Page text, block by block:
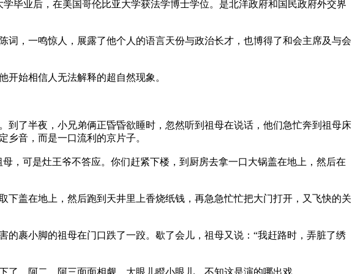
毕业后，在美国哥伦比亚大学获法学博士学位。是北洋政府和国民政府外交界
，一鸣惊人，展露了他个人的语言天份与政治长才，也博得了和会主席及与会
始相信人无法解释的超自然现象。
了半夜，小兄弟俩正昏昏欲睡时，忽然听到祖母在说话，他们急忙奔到祖母床
音，而是一口流利的京片子。
，可是灶王爷不答应。你们赶紧下楼，到厨房去拿一口大锅盖在地上，然后在
盖在地上，然后跑到天井里上香烧纸钱，再急急忙忙把大门打开，又飞快的关
裹小脚的祖母在门口跌了一跤。歇了会儿，祖母又说：“我赶路时，弄脏了绣
。阿二、阿三面面相觑，大眼儿瞪小眼儿，不知这是演的哪出戏。